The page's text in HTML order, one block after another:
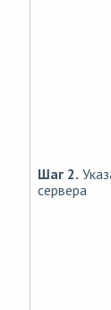
Шаг 2.
сервера